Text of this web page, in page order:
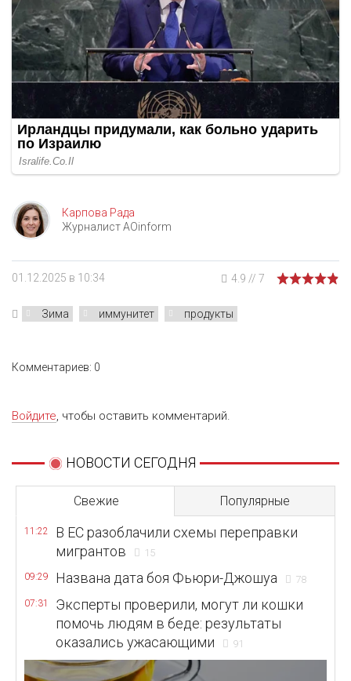
Карпова Рада
Журналист AOinform
01.12.2025 в 10:34 4.9 // 7
Зима иммунитет продукты
Комментариев: 0
Войдите, чтобы оставить комментарий.
НОВОСТИ СЕГОДНЯ
Свежие Популярные
11:22
В ЕС разоблачили схемы переправки
мигрантов
15
09:29 Названа дата боя Фьюри-Джошуа 78
07:31
Эксперты проверили, могут ли кошки
помочь людям в беде: результаты
оказались ужасающими
91